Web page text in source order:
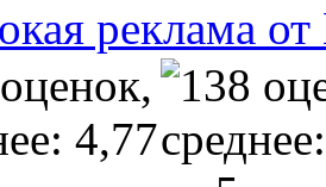
реклама